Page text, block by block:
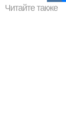
Читайте также